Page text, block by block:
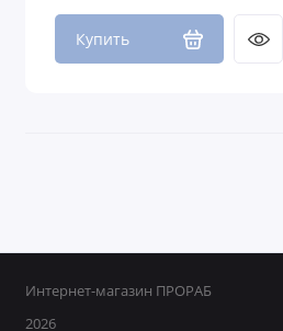
Купить
Интернет-магазин ПРОРАБ
2026